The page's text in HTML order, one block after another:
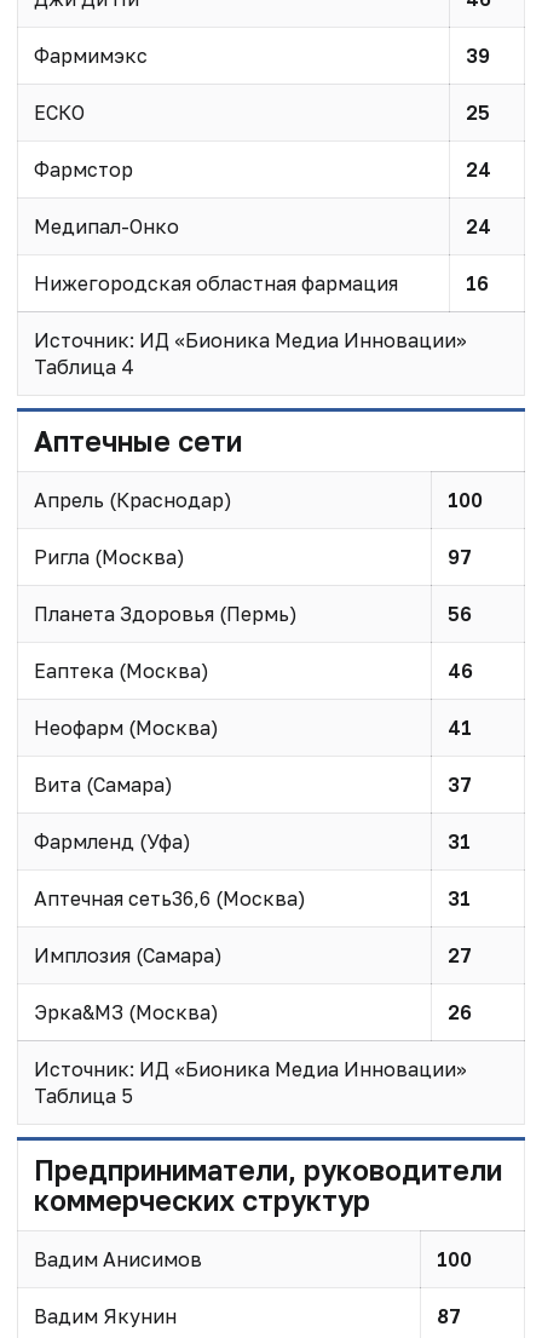
Фармимэкс 39
ЕСКО 25
Фармстор 24
Медипал-Онко 24
Нижегородская областная фармация 16
Источник: ИД «Бионика Медиа Инновации»
Таблица 4
Аптечные сети
Апрель (Краснодар) 100
Ригла (Москва) 97
Планета Здоровья (Пермь) 56
Еаптека (Москва) 46
Неофарм (Москва) 41
Вита (Самара) 37
Фармленд (Уфа) 31
Аптечная сеть36,6 (Москва) 31
Имплозия (Самара) 27
Эрка&МЗ (Москва) 26
Источник: ИД «Бионика Медиа Инновации»
Таблица 5
Предприниматели, руководители
коммерческих структур
Вадим Анисимов 100
Вадим Якунин 87